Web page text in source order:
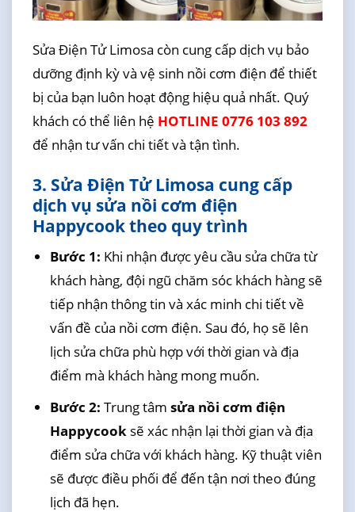
Sửa Điện Tử Limosa còn cung cấp dịch vụ bảo
dưỡng định kỳ và vệ sinh nồi cơm điện để thiết
bị của bạn luôn hoạt động hiệu quả nhất. Quý
khách có thể liên hệ HOTLINE 0776 103 892
để nhận tư vấn chi tiết và tận tình.
3. Sửa Điện Tử Limosa cung cấp
dịch vụ sửa nồi cơm điện
Happycook theo quy trình
Bước 1: Khi nhận được yêu cầu sửa chữa từ
khách hàng, đội ngũ chăm sóc khách hàng sẽ
tiếp nhận thông tin và xác minh chi tiết về
vấn đề của nồi cơm điện. Sau đó, họ sẽ lên
lịch sửa chữa phù hợp với thời gian và địa
điểm mà khách hàng mong muốn.
Bước 2: Trung tâm sửa nồi cơm điện
Happycooksẽ xác nhận lại thời gian và địa
điểm sửa chữa với khách hàng. Kỹ thuật viên
sẽ được điều phối để đến tận nơi theo đúng
lịch đã hẹn.